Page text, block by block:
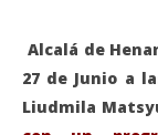
Alcalá de
27 de Junio a
Liudmila